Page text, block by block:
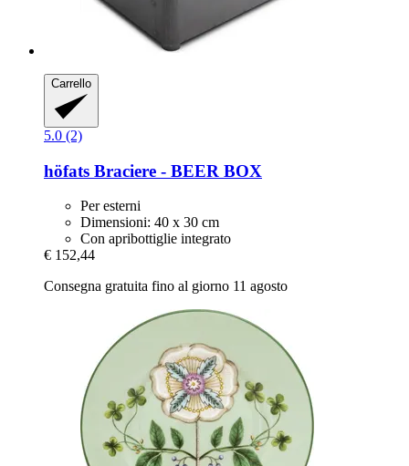
Carrello
5.0 (2)
höfats Braciere -​ BEER BOX
Per esterni
Dimensioni: 40 x 30 cm
Con apribottiglie integrato
€ 152,44
Consegna gratuita fino al giorno 11 agosto